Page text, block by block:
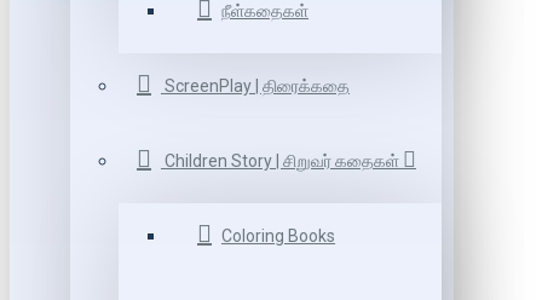
நீள்கதைகள்
ScreenPlay | திரைக்கதை
Children Story | சிறுவர் கதைகள்
Coloring Books